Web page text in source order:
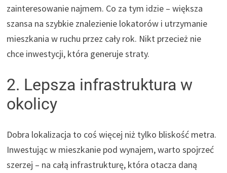
zainteresowanie najmem. Co za tym idzie – większa
szansa na szybkie znalezienie lokatorów i utrzymanie
mieszkania w ruchu przez cały rok. Nikt przecież nie
chce inwestycji, która generuje straty.
2. Lepsza infrastruktura w
okolicy
Dobra lokalizacja to coś więcej niż tylko bliskość metra.
Inwestując w mieszkanie pod wynajem, warto spojrzeć
szerzej – na całą infrastrukturę, która otacza daną